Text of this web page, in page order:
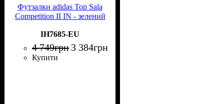
Футзалки adidas Top Sala
Competition II IN - зелений
IH7685-EU
4 749грн 3 384грн
Купити